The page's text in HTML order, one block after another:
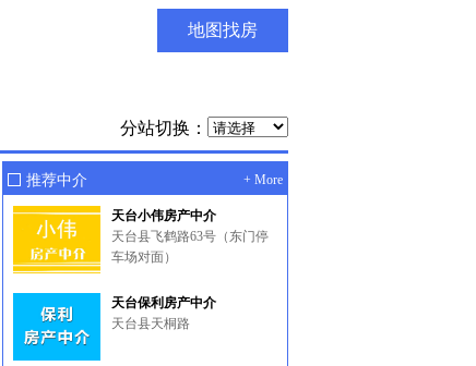
地图找房
分站切换：
推荐中介 + More
天台小伟房产中介
天台县飞鹤路63号（东门停
车场对面）
天台保利房产中介
天台县天桐路